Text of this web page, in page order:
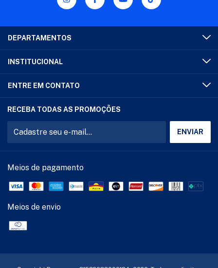
DEPARTAMENTOS
INSTITUCIONAL
ENTRE EM CONTATO
RECEBA TODAS AS PROMOÇÕES
Meios de pagamento
Meios de envio